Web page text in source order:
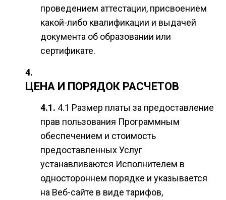
проведением аттестации, присвоением
какой-либо квалификации и выдачей
документа об образовании или
сертификате.
ЦЕНА И ПОРЯДОК РАСЧЕТОВ
4.1 Размер платы за предоставление
прав пользования Программным
обеспечением и стоимость
предоставленных Услуг
устанавливаются Исполнителем в
одностороннем порядке и указывается
на Веб-сайте в виде тарифов,